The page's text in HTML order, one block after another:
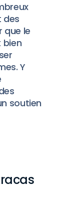
des
que le
bien
Y
soutien